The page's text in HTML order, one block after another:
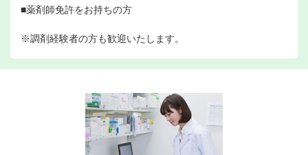
■薬剤師免許をお持ちの方
※調剤経験者の方も歓迎いたします。